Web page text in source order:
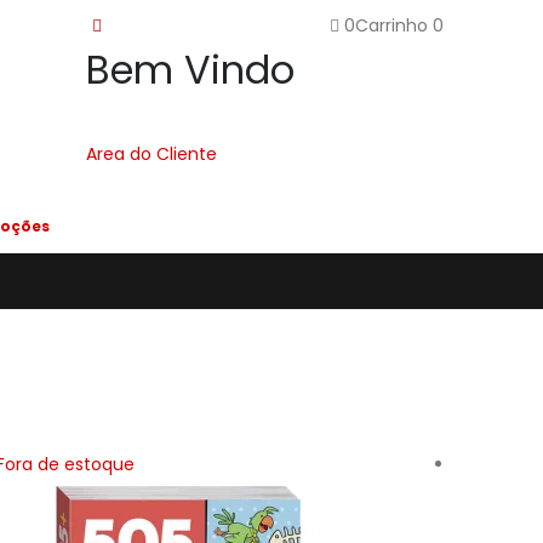
Bem Vindo
Area do Cliente
0Carrinho 0
de estoque